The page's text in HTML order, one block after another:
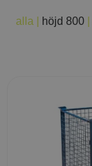
alla höjd 800